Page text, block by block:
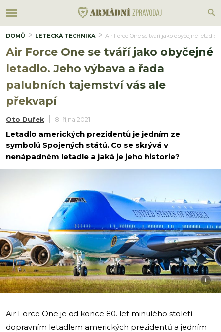
DOMŮ LETECKÁ TECHNIKA Air Force One se tváří jako obyčejné
Air Force One se tváří jako obyčejné
letadlo. Jeho výbava a řada
palubních tajemství vás ale
překvapí
Oto Dufek 8. října 2021
Letadlo amerických prezidentů je jedním ze
symbolů Spojených států. Co se skrývá v
nenápadném letadle a jaká je jeho historie?
i
Air Force One je od konce 80. let minulého století
dopravním letadlem amerických prezidentů a jedním